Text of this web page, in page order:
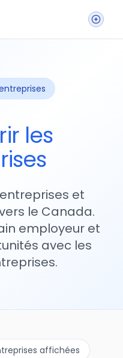
les
entreprises et
le Canada.
employeur et
avec les
affichées